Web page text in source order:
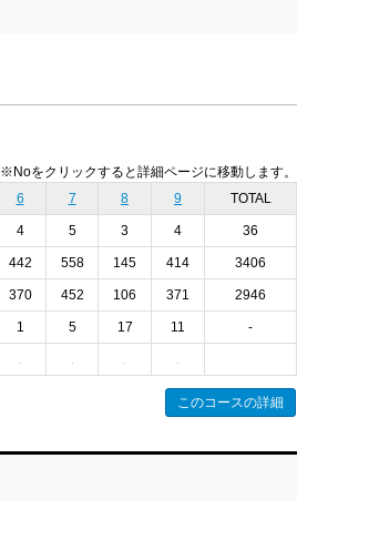
※Noをクリックすると詳細ページに移動します。
6 7 8 9 TOTAL
4 5 3 4 36
442 558 145 414 3406
370 452 106 371 2946
1 5 17 11 -
このコースの詳細